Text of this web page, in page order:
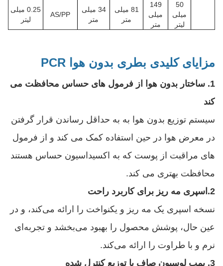
50
میلی
لیتر
149
میلی
متر
81 میلی
متر
34 میلی
متر
AS/PP
0.25 میلی
لیتر
مزایای کلیدی بطری بدون هوا PCR
1. ساختار بدون هوا از فرمول های حساس محافظت می
کند
سیستم توزیع بدون هوا به به حداقل رساندن قرار گرفتن
در معرض هوا در حین استفاده کمک می کند و از فرمول
های مراقبت از پوست که به اکسیداسیون حساس هستند
محافظت بهتری می کند.
2. اسپری مه ریز برای کاربرد راحت
نسخه اسپری یک مه ریز و یکنواخت را ارائه می‌کند، و در
عین حال، پوشش محصول را بهبود می‌بخشد و تجربه‌ای
نرم و با طراوت را ارائه می‌کند.
3. پمپ لوسیون صاف با توزیع کنترل شده